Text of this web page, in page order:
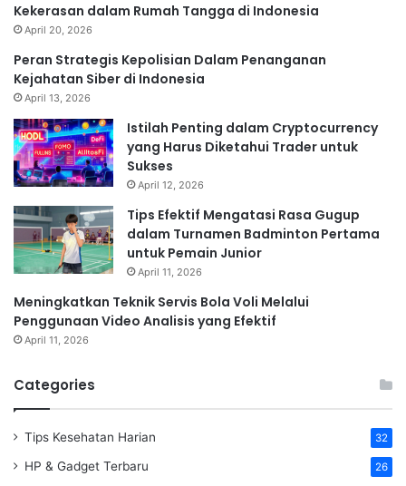
Kekerasan dalam Rumah Tangga di Indonesia
April 20, 2026
Peran Strategis Kepolisian Dalam Penanganan
Kejahatan Siber di Indonesia
April 13, 2026
Istilah Penting dalam Cryptocurrency
yang Harus Diketahui Trader untuk
Sukses
April 12, 2026
Tips Efektif Mengatasi Rasa Gugup
dalam Turnamen Badminton Pertama
untuk Pemain Junior
April 11, 2026
Meningkatkan Teknik Servis Bola Voli Melalui
Penggunaan Video Analisis yang Efektif
April 11, 2026
Categories
Tips Kesehatan Harian 32
HP & Gadget Terbaru 26